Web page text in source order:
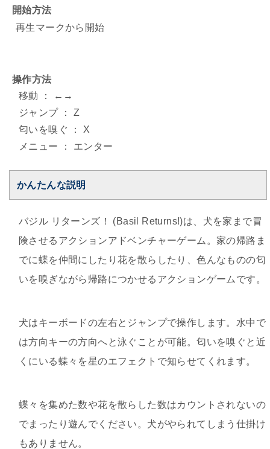
開始方法
再生マークから開始
操作方法
移動 ： ←→
ジャンプ ： Z
匂いを嗅ぐ ： X
メニュー ： エンター
かんたんな説明
バジル リターンズ！ (Basil Returns!)は、犬を家まで冒
険させるアクションアドベンチャーゲーム。家の帰路ま
でに蝶を仲間にしたり花を散らしたり、色んなものの匂
いを嗅ぎながら帰路につかせるアクションゲームです。
犬はキーボードの左右とジャンプで操作します。水中で
は方向キーの方向へと泳ぐことが可能。匂いを嗅ぐと近
くにいる蝶々を星のエフェクトで知らせてくれます。
蝶々を集めた数や花を散らした数はカウントされないの
でまったり遊んでください。犬がやられてしまう仕掛け
もありません。